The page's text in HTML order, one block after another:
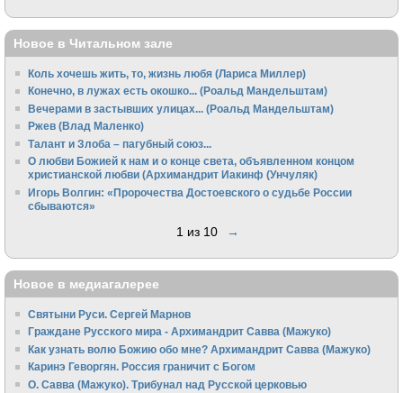
Новое в Читальном зале
Коль хочешь жить, то, жизнь любя (Лариса Миллер)
Конечно, в лужах есть окошко... (Роальд Мандельштам)
Вечерами в застывших улицах... (Роальд Мандельштам)
Ржев (Влад Маленко)
Талант и Злоба – пагубный союз...
О любви Божией к нам и о конце света, объявленном концом
христианской любви (Архимандрит Иакинф (Унчуляк)
Игорь Волгин: «Пророчества Достоевского о судьбе России
сбываются»
1 из 10 →
Новое в медиагалерее
Святыни Руси. Сергей Марнов
Граждане Русского мира - Архимандрит Савва (Мажуко)
Как узнать волю Божию обо мне? Архимандрит Савва (Мажуко)
Каринэ Геворгян. Россия граничит с Богом
О. Савва (Мажуко). Трибунал над Русской церковью